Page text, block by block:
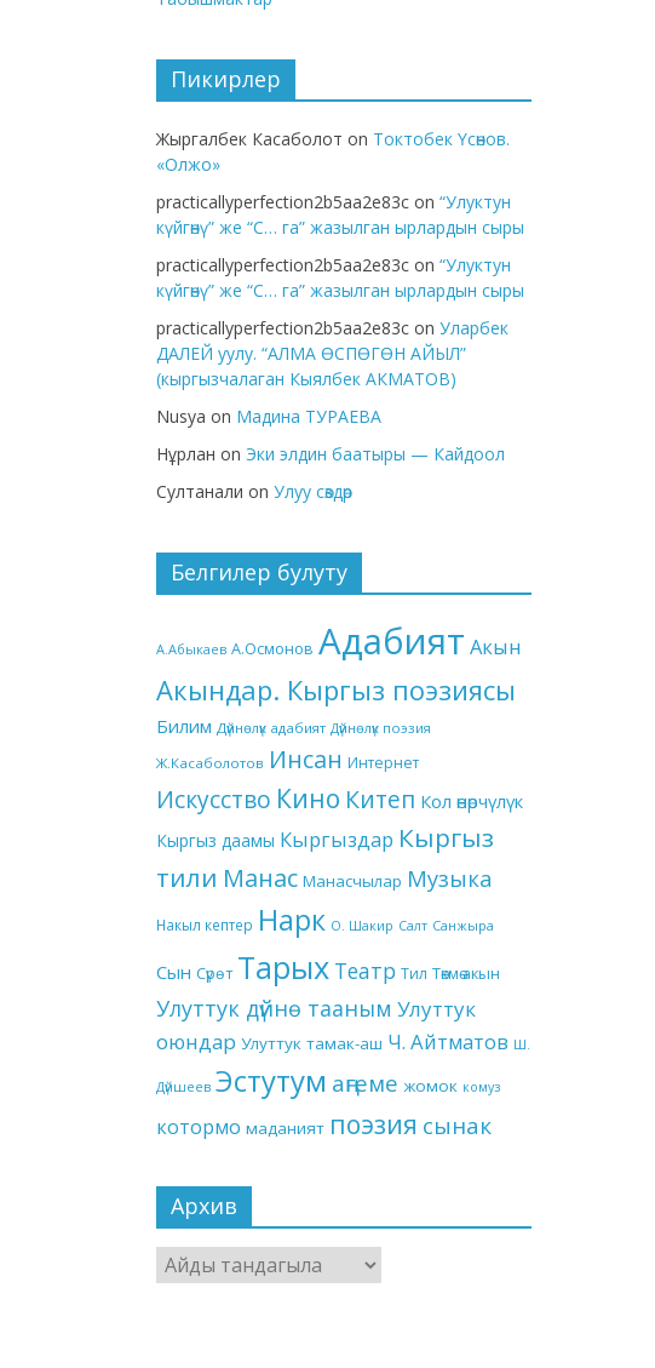
Пикирлер
Жыргалбек Касаболот on Токтобек Үсөнов.
«Олжо»
practicallyperfection2b5aa2e83c on “Улуктун
күйгөнү” же “С… га” жазылган ырлардын сыры
practicallyperfection2b5aa2e83c on “Улуктун
күйгөнү” же “С… га” жазылган ырлардын сыры
practicallyperfection2b5aa2e83c on Уларбек
ДАЛЕЙ уулу. “АЛМА ӨСПӨГӨН АЙЫЛ”
(кыргызчалаган Кыялбек АКМАТОВ)
Nusya on Мадина ТУРАЕВА
Нұрлан on Эки элдин баатыры — Кайдоол
Султанали on Улуу сөздөр
Белгилер булуту
А.Абыкаев А.Осмонов Адабият Акын
Акындар. Кыргыз поэзиясы
Билим Дүйнөлүк адабият Дүйнөлүк поэзия
Ж.Касаболотов Инсан Интернет
Искусство Кино Китеп Кол өнөрчүлүк
Кыргыз даамы Кыргыздар Кыргыз
тили Манас Манасчылар Музыка
Накыл кептер Нарк О. Шакир Салт Санжыра
Сын Сүрөт Тарых Театр Тил Төкмө акын
Улуттук дүйнө тааным Улуттук
оюндар Улуттук тамак-аш Ч. Айтматов Ш.
Дүйшеев Эстутум аңгеме жомок комуз
котормо маданият поэзия сынак
Архив
Архив